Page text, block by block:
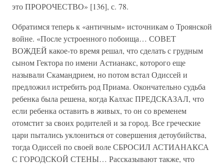
это ПРОРОЧЕСТВО» [136], с. 78.
Обратимся теперь к «античным» источникам о Троянской
войне. «После устроенного побоища… СОВЕТ
ВОЖДЕЙ какое-то время решал, что сделать с грудным
сыном Гектора по имени Астианакс, которого еще
называли Скамандрием, но потом встал Одиссей и
предложил истребить род Приама. Окончательно судьба
ребенка была решена, когда Калхас ПРЕДСКАЗАЛ, что
если ребенка оставить в живых, то он со временем
отомстит за своих родителей и за город. Все греческие
цари пытались уклониться от совершения детоубийства,
тогда Одиссей по своей воле СБРОСИЛ АСТИАНАКСА
С ГОРОДСКОЙ СТЕНЫ… Рассказывают также, что